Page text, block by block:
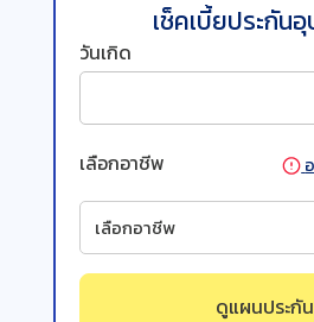
เช็คเบี้ยประกัน
วันเกิด
เลือกอาชีพ
เลือกอาชีพ
ดูแผนประกัน